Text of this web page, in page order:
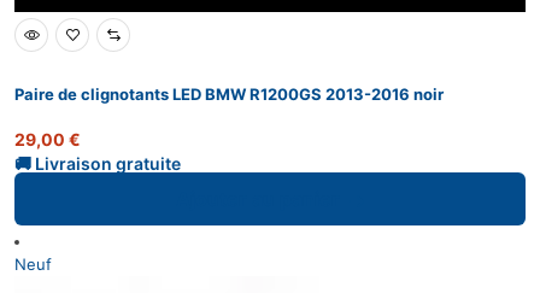
Paire de clignotants LED BMW R1200GS 2013-2016 noir
29,00 €
Neuf